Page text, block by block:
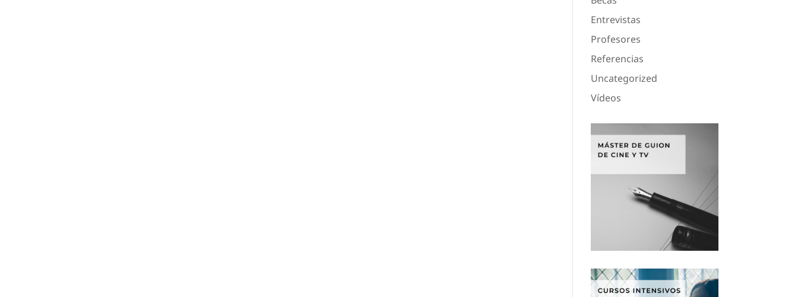
Entrevistas
Profesores
Referencias
Uncategorized
Vídeos